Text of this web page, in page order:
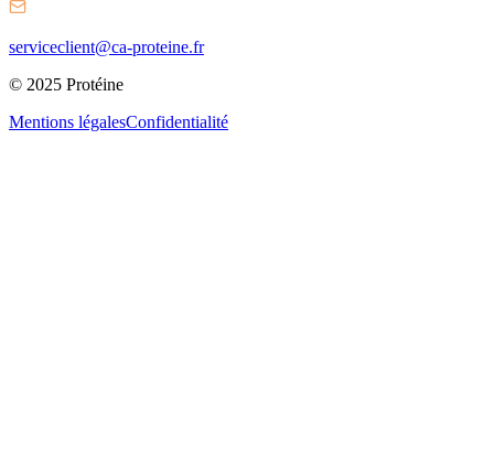
serviceclient@ca-proteine.fr
© 2025 Protéine
Mentions légalesConfidentialité